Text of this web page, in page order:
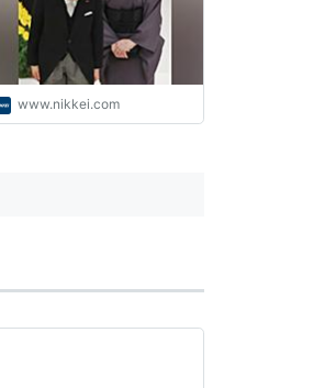
www.nikkei.com